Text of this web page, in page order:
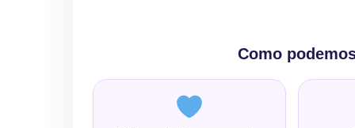
Como